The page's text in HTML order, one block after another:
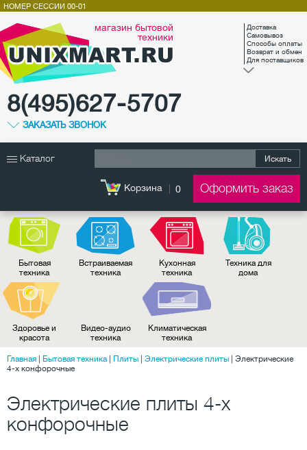
магазин бытовой
техники
8(495)627-5707
ЗАКАЗАТЬ ЗВОНОК
Доставка
Самовывоз
Способы оплаты
Возврат и обмен
Для поставщиков
НОМЕР СЕССИИ 00-01
Каталог Искать
Корзина 0 Оформить заказ
Бытовая
техника
Встраиваемая
техника
Кухонная
техника
Техника для
дома
Здоровье и
красота
Видео-аудио
техника
Климатическая
техника
Главная Бытовая техника| Плиты Электрические плиты
Электрические
4-х конфорочные
Электрические плиты 4-х
конфорочные